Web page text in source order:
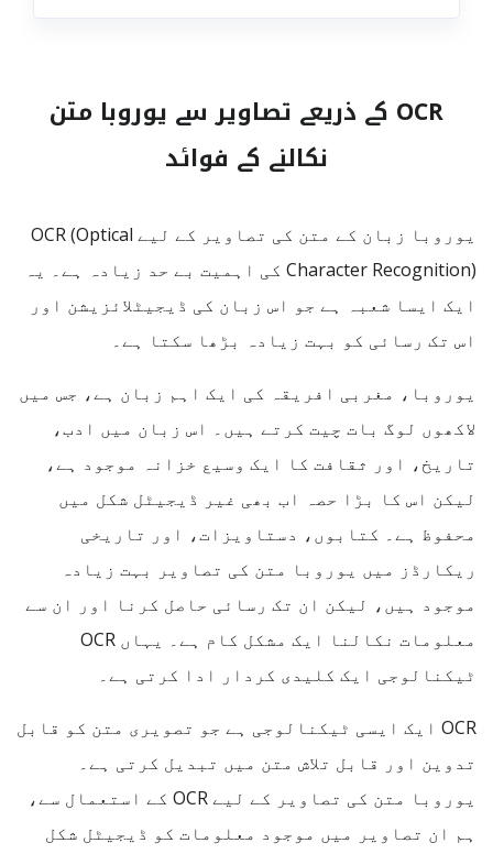
OCR کے ذریعے تصاویر سے یوروبا متن
نکالنے کے فوائد
یوروبا زبان کے متن کی تصاویر کے لیے OCR (Optical
Character Recognition) کی اہمیت بے حد زیادہ ہے۔ یہ
ایک ایسا شعبہ ہے جو اس زبان کی ڈیجیٹلائزیشن اور
اس تک رسائی کو بہت زیادہ بڑھا سکتا ہے۔
یوروبا، مغربی افریقہ کی ایک اہم زبان ہے، جس میں
لاکھوں لوگ بات چیت کرتے ہیں۔ اس زبان میں ادب،
تاریخ، اور ثقافت کا ایک وسیع خزانہ موجود ہے،
لیکن اس کا بڑا حصہ اب بھی غیر ڈیجیٹل شکل میں
محفوظ ہے۔ کتابوں، دستاویزات، اور تاریخی
ریکارڈز میں یوروبا متن کی تصاویر بہت زیادہ
موجود ہیں، لیکن ان تک رسائی حاصل کرنا اور ان سے
معلومات نکالنا ایک مشکل کام ہے۔ یہاں OCR
ٹیکنالوجی ایک کلیدی کردار ادا کرتی ہے۔
OCR ایک ایسی ٹیکنالوجی ہے جو تصویری متن کو قابل
تدوین اور قابل تلاش متن میں تبدیل کرتی ہے۔
یوروبا متن کی تصاویر کے لیے OCR کے استعمال سے،
ہم ان تصاویر میں موجود معلومات کو ڈیجیٹل شکل